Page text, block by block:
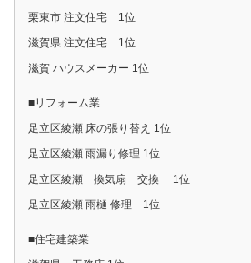
栗東市 注文住宅 1位
滋賀県 注文住宅 1位
滋賀 ハウスメーカー 1位
■リフォーム業
足立区綾瀬 床の張り替え 1位
足立区綾瀬 雨漏り修理 1位
足立区綾瀬 換気扇 交換 1位
足立区綾瀬 雨樋 修理 1位
■住宅建築業